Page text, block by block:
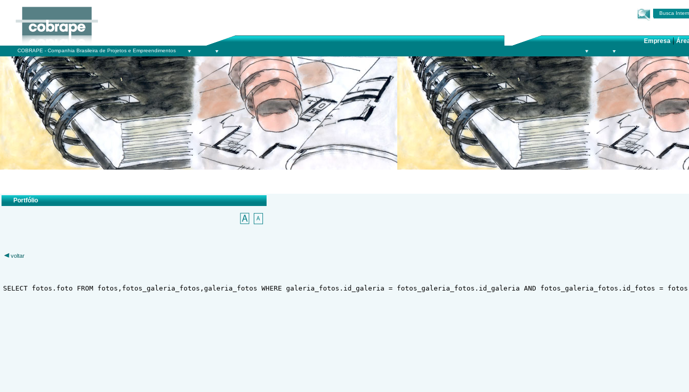
Busca
Empresa|
COBRAPE - Companhia Brasileira de Projetos e Empreendimentos
Portfólio
voltar
SELECT fotos.foto FROM fotos,fotos_galeria_fotos,galeria_fotos WHERE galeria_fotos.id_galeria = fotos_galeria_fotos.id_galeria AND fotos_galeria_fotos.id_fotos =